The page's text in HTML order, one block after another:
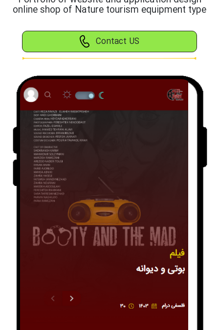
online shop of Nature tourism equipment type
Contact US